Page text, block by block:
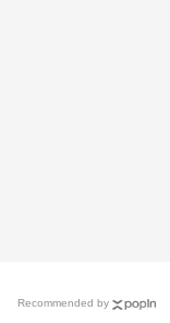
Recommended by